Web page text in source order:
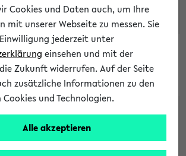
Raumvergabe
raumvergabe@uni-bielefeld.de
Räume anzeigen oder suchen Sie nach
Eigenschaften:
Cookies und Daten auch, um Ihre
mit unserer Webseite zu messen. Sie
jederzeit unter
einsehen und mit der
Zukunft widerrufen. Auf der Seite
zusätzliche Informationen zu den
und Technologien.
Alle akzeptieren